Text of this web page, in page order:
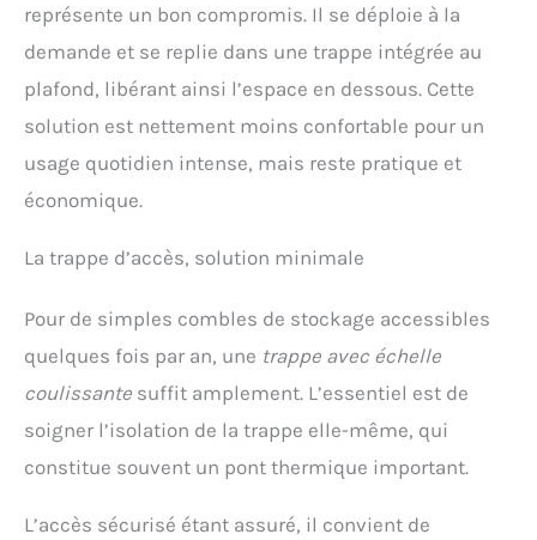
antidérapants et adaptés à tous les types de sols ;
échelle entièrement en acier au carbone haute
densité + renfort en S, capacité de charge jusqu'à
que les échelles en fer plus souples, durable
Réglable : Escalier escamotable mural conception
télescopique avec une extension maximale de 2.68
m, les trois derniers sections sont amovibles, ce
mesure manuelle. Les barres de sécurité
rétractent et se verrouillent automatiquement lors
point d'appui ergonomique, alliant sécurité et
rangement minimaliste Multifonctionnel : cette
échelle pliable et télescopique a une épaisseur de
seulement 40 cm, ce qui permet de la fixer au mur
petits appartements ou les greniers compacts. La
tige en acier inoxydable peut être déployée en la
tirant vers le bas, ce qui permet à l'utilisateur de
greniers, caves et caves à vin, offrant un rangement
représente un bon compromis. Il se déploie à la
demande et se replie dans une trappe intégrée au
plafond, libérant ainsi l’espace en dessous. Cette
solution est nettement moins confortable pour un
usage quotidien intense, mais reste pratique et
économique.
La trappe d’accès, solution minimale
Pour de simples combles de stockage accessibles
quelques fois par an, une trappe avec échelle
coulissante suffit amplement. L’essentiel est de
soigner l’isolation de la trappe elle-même, qui
constitue souvent un pont thermique important.
L’accès sécurisé étant assuré, il convient de